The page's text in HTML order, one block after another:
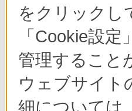
をクリックし
「Cookie設
管理すること
ウェブサイト
細については